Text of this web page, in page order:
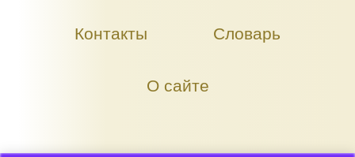
Контакты Словарь
О сайте